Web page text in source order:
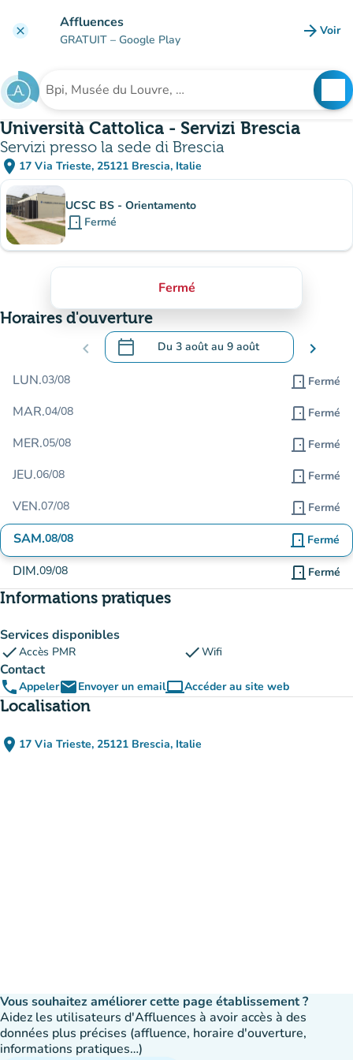
clear Affluences
GRATUIT – Google Play arrow_forward Voir
Rechercher un établissement
Università Cattolica - Servizi Brescia
Servizi presso la sede di Brescia
place 17 Via Trieste, 25121 Brescia, Italie
(ouvrir dans Google Maps)
(nouvel onglet)
Sous-sites
UCSC BS - Orientamento
door_front Fermé
Fermé
Horaires d'ouverture
chevron_left calendar_today Du 3 aoûtau 9 août
.Ouvrir le calendrier pour changer de
chevron_right
LUN.03/08 door_front Fermé
MAR.04/08 door_front Fermé
MER.05/08 door_front Fermé
JEU.06/08 door_front Fermé
VEN.07/08 door_front Fermé
SAM.08/08 door_front Fermé
DIM.09/08 door_front Fermé
Informations pratiques
Services disponibles
checkAccès PMR checkWifi
Contact
phoneAppeleremailEnvoyer un emailcomputerAccéder au site web
(nouvel onglet)
Localisation
place 17 Via Trieste, 25121 Brescia, Italie
(ouvrir dans Google Maps)
(nouvel onglet)
Vous souhaitez améliorer cette page établissement ?
Aidez les utilisateurs d'Affluences à avoir accès à des
données plus précises (affluence, horaire d'ouverture,
informations pratiques…)